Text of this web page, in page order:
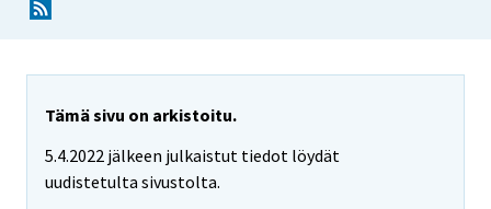
Tämä sivu on arkistoitu.
5.4.2022 jälkeen julkaistut tiedot löydät
uudistetulta sivustolta.